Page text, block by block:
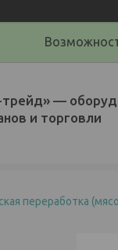
—
и торговли
переработка